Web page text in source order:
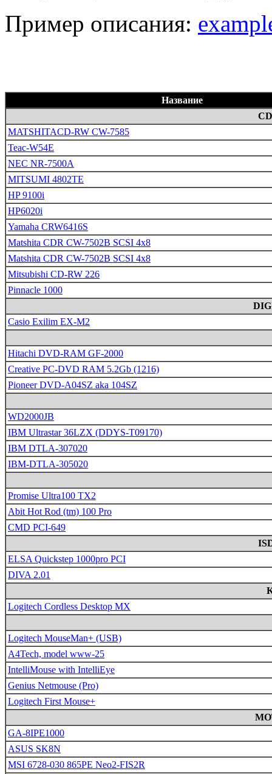
Пример описания:
Название
MATSHITACD-RW CW-7585
Teac-W54E
NEC NR-7500A
MITSUMI 4802TE
HP 9100i
HP6020i
Yamaha CRW6416S
Matshita CDR CW-7502B SCSI 4x8
Matshita CDR CW-7502B SCSI 4x8
Mitsubishi CD-RW 226
Pinnacle 1000
Casio Exilim EX-M2
Hitachi DVD-RAM GF-2000
Creative PC-DVD RAM 5.2Gb (1216)
Pioneer DVD-A04SZ aka 104SZ
WD2000JB
IBM Ultrastar 36LZX (DDYS-T09170)
IBM DTLA-307020
IBM-DTLA-305020
Promise Ultra100 TX2
Abit Hot Rod (tm) 100 Pro
CMD PCI-649
ELSA Quickstep 1000pro PCI
DIVA 2.01
Logitech Cordless Desktop MX
Logitech MouseMan+ (USB)
A4Tech, model www-25
IntelliMouse with IntelliEye
Genius Netmouse (Pro)
Logitech First Mouse+
GA-8IPE1000
ASUS SK8N
MSI 6728-030 865PE Neo2-FIS2R